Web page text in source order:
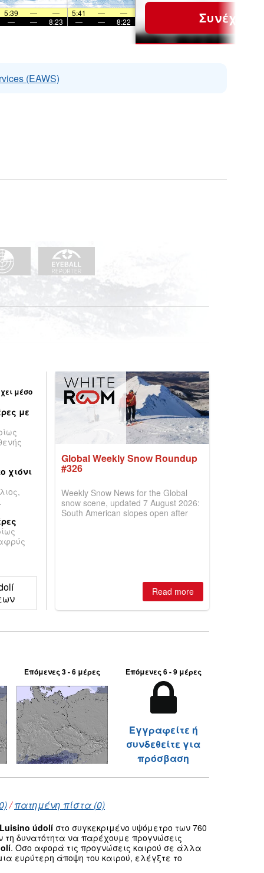
5:39 — — 5:41 —
—
— — 8:23 — — 8:22 Συνέχεια
(EAWS)
μέσο
με
χιόνι
Global Weekly Snow Roundup
#326
Weekly Snow News for the Global
snow scene, updated 7 August 2026:
South American slopes open after
Read more
Επόμενες 3 - 6 μέρες Επόμενες 6 - 9 μέρες
Εγγραφείτε ή
συνδεθείτε για
πρόσβαση
/πατημένη πίστα (0)
údolí στο συγκεκριμένο υψόμετρο των 760
τη δυνατότητα να παρέχουμε προγνώσεις
. Οσο αφορά τις προγνώσεις καιρού σε άλλα
ευρύτερη άποψη του καιρού, ελέγξτε το